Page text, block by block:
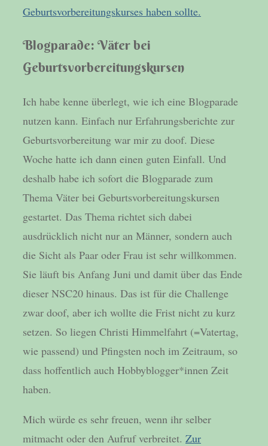
Geburtsvorbereitungskurses haben sollte.
Blogparade: Väter bei
Geburtsvorbereitungskursen
Ich habe kenne überlegt, wie ich eine Blogparade
nutzen kann. Einfach nur Erfahrungsberichte zur
Geburtsvorbereitung war mir zu doof. Diese
Woche hatte ich dann einen guten Einfall. Und
deshalb habe ich sofort die Blogparade zum
Thema Väter bei Geburtsvorbereitungskursen
gestartet. Das Thema richtet sich dabei
ausdrücklich nicht nur an Männer, sondern auch
die Sicht als Paar oder Frau ist sehr willkommen.
Sie läuft bis Anfang Juni und damit über das Ende
dieser NSC20 hinaus. Das ist für die Challenge
zwar doof, aber ich wollte die Frist nicht zu kurz
setzen. So liegen Christi Himmelfahrt (=Vatertag,
wie passend) und Pfingsten noch im Zeitraum, so
dass hoffentlich auch Hobbyblogger*innen Zeit
haben.
Mich würde es sehr freuen, wenn ihr selber
mitmacht oder den Aufruf verbreitet. Zur